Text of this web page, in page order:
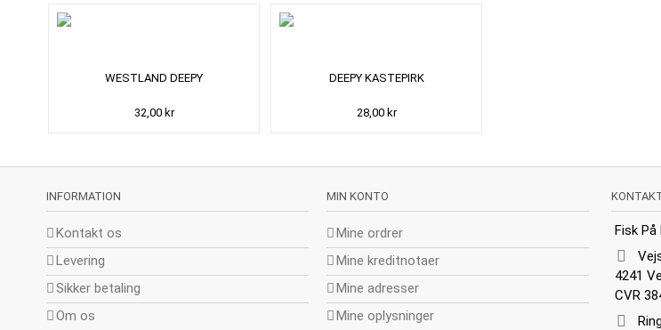
WESTLAND DEEPY
32,00 kr
DEEPY KASTEPIRK
28,00 kr
INFORMATION
Kontakt os
Levering
Sikker betaling
Om os
MIN KONTO
Mine ordrer
Mine kreditnotaer
Mine adresser
Mine oplysninger
Fisk På
4241
CVR